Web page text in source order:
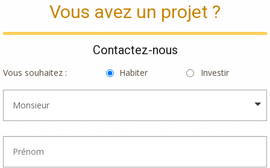
Vous avez un projet ?
Contactez-nous
Vous souhaitez : Habiter Investir
Monsieur